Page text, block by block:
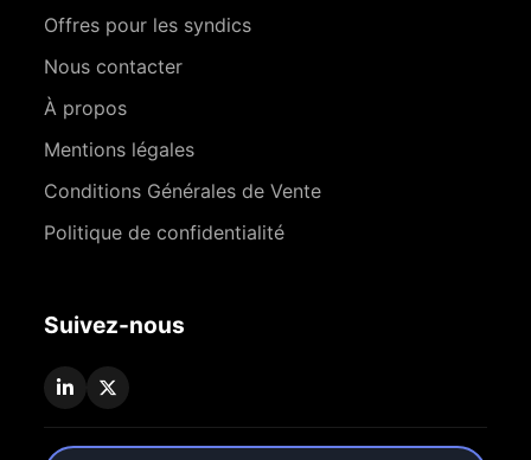
Offres pour les syndics
Nous contacter
À propos
Mentions légales
Conditions Générales de Vente
Politique de confidentialité
Suivez-nous